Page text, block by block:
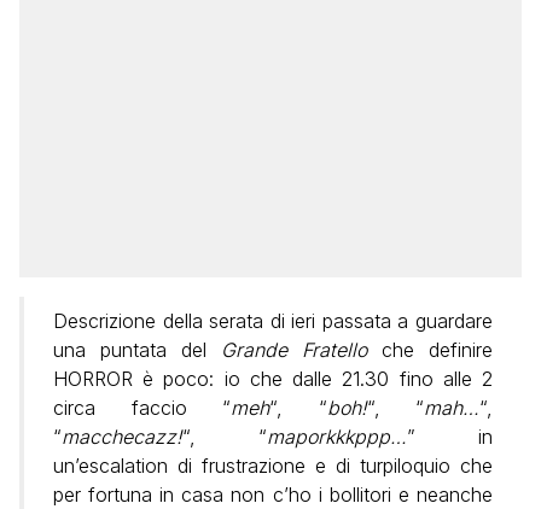
Descrizione della serata di ieri passata a guardare
una puntata del Grande Fratelloche definire
HORROR è poco: io che dalle 21.30 fino alle 2
circa faccio “meh“, “boh!“, “mah…“,
“macchecazz!“, “maporkkkppp…” in
un’escalation di frustrazione e di turpiloquio che
per fortuna in casa non c’ho i bollitori e neanche